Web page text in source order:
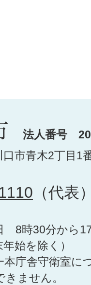
法人番号
市青木2丁目1
（代表
8時30分から
始を除く）
本庁舎守衛室に
ません。